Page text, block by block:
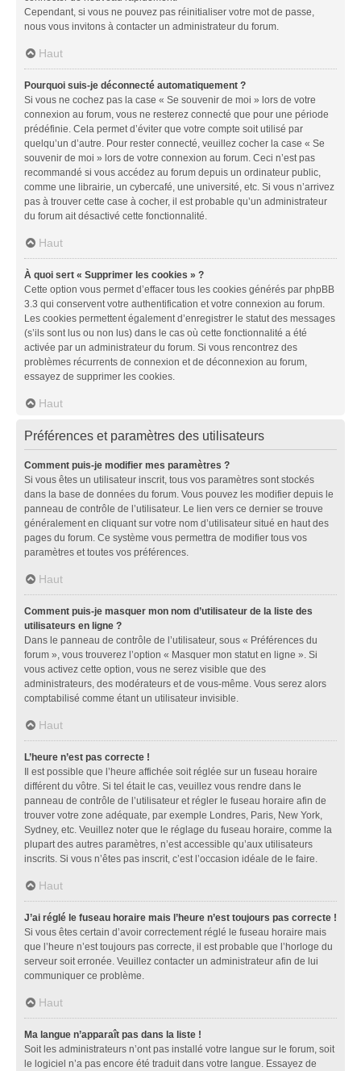
Cependant, si vous ne pouvez pas réinitialiser votre mot de passe,
nous vous invitons à contacter un administrateur du forum.
Haut
Pourquoi suis-je déconnecté automatiquement ?
Si vous ne cochez pas la case « Se souvenir de moi » lors de votre
connexion au forum, vous ne resterez connecté que pour une période
prédéfinie. Cela permet d’éviter que votre compte soit utilisé par
quelqu’un d’autre. Pour rester connecté, veuillez cocher la case « Se
souvenir de moi » lors de votre connexion au forum. Ceci n’est pas
recommandé si vous accédez au forum depuis un ordinateur public,
comme une librairie, un cybercafé, une université, etc. Si vous n’arrivez
pas à trouver cette case à cocher, il est probable qu’un administrateur
du forum ait désactivé cette fonctionnalité.
Haut
À quoi sert « Supprimer les cookies » ?
Cette option vous permet d’effacer tous les cookies générés par phpBB
3.3 qui conservent votre authentification et votre connexion au forum.
Les cookies permettent également d’enregistrer le statut des messages
(s’ils sont lus ou non lus) dans le cas où cette fonctionnalité a été
activée par un administrateur du forum. Si vous rencontrez des
problèmes récurrents de connexion et de déconnexion au forum,
essayez de supprimer les cookies.
Haut
Préférences et paramètres des utilisateurs
Comment puis-je modifier mes paramètres ?
Si vous êtes un utilisateur inscrit, tous vos paramètres sont stockés
dans la base de données du forum. Vous pouvez les modifier depuis le
panneau de contrôle de l’utilisateur. Le lien vers ce dernier se trouve
généralement en cliquant sur votre nom d’utilisateur situé en haut des
pages du forum. Ce système vous permettra de modifier tous vos
paramètres et toutes vos préférences.
Haut
Comment puis-je masquer mon nom d’utilisateur de la liste des
utilisateurs en ligne ?
Dans le panneau de contrôle de l’utilisateur, sous « Préférences du
forum », vous trouverez l’option « Masquer mon statut en ligne ». Si
vous activez cette option, vous ne serez visible que des
administrateurs, des modérateurs et de vous-même. Vous serez alors
comptabilisé comme étant un utilisateur invisible.
Haut
L’heure n’est pas correcte !
Il est possible que l’heure affichée soit réglée sur un fuseau horaire
différent du vôtre. Si tel était le cas, veuillez vous rendre dans le
panneau de contrôle de l’utilisateur et régler le fuseau horaire afin de
trouver votre zone adéquate, par exemple Londres, Paris, New York,
Sydney, etc. Veuillez noter que le réglage du fuseau horaire, comme la
plupart des autres paramètres, n’est accessible qu’aux utilisateurs
inscrits. Si vous n’êtes pas inscrit, c’est l’occasion idéale de le faire.
Haut
J’ai réglé le fuseau horaire mais l’heure n’est toujours pas correcte !
Si vous êtes certain d’avoir correctement réglé le fuseau horaire mais
que l’heure n’est toujours pas correcte, il est probable que l’horloge du
serveur soit erronée. Veuillez contacter un administrateur afin de lui
communiquer ce problème.
Haut
Ma langue n’apparaît pas dans la liste !
Soit les administrateurs n’ont pas installé votre langue sur le forum, soit
le logiciel n’a pas encore été traduit dans votre langue. Essayez de